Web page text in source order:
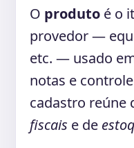
O produto é o
provedor —
etc. — usado
notas e
cadastro reúne
fiscais e de